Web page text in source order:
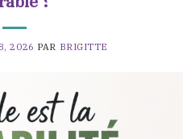
2026 PAR BRIGITTE